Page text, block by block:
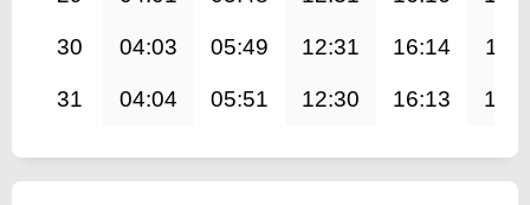
30 04:03 05:49 12:31 16:14
31 04:04 05:51 12:30 16:13